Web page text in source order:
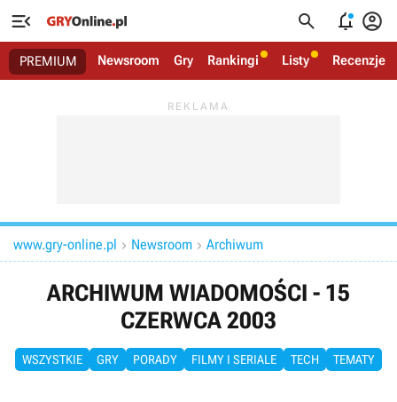
   
PREMIUM Newsroom Gry Rankingi Listy Recenzje
www.gry-online.pl  Newsroom  Archiwum
ARCHIWUM WIADOMOŚCI - 15
CZERWCA 2003
WSZYSTKIE GRY PORADY FILMY I SERIALE TECH TEMATY